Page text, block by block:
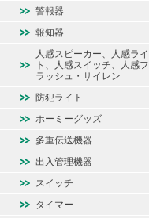
警報器
報知器
人感スピーカー、人感ライ
ト、人感スイッチ、人感フ
ラッシュ・サイレン
防犯ライト
ホーミーグッズ
多重伝送機器
出入管理機器
スイッチ
タイマー